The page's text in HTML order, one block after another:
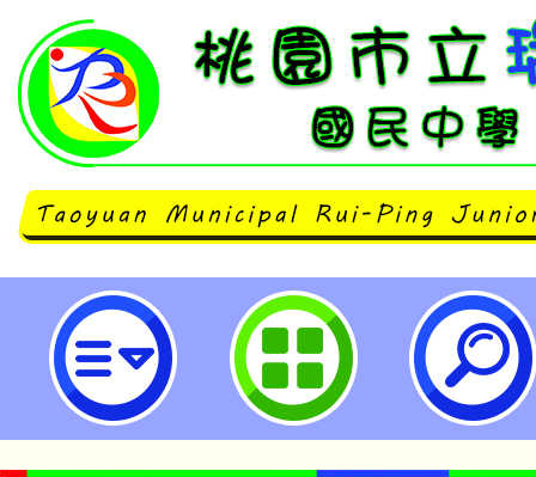
轉知安東青創基地XR體驗活動訊
國民中學